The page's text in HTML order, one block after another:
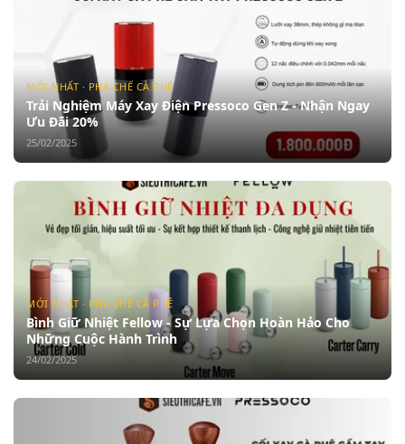
MỚI NHẤT · PHA CHẾ CÀ PHÊ
Trải Nghiệm Máy Xay Điện Pressoco Gen Z - Nhận Ngay
Ưu Đãi 20%
25/02/2025
MỚI NHẤT · PHA CHẾ CÀ PHÊ
Bình Giữ Nhiệt Fellow - Sự Lựa Chọn Hoàn Hảo Cho
Những Cuộc Hành Trình
24/02/2025